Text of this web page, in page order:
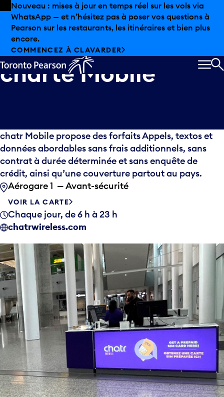
Skip to offers
Passer au contenu principal
Nouveau : mises à jour en temps réel sur les vols via
WhatsApp — et n’hésitez pas à poser vos questions à
Pearson sur les restaurants, les itinéraires et bien plus
encore.
COMMENCEZ À CLAVARDER
charte Mobile
chatr Mobile propose des forfaits Appels, textos et
données abordables sans frais additionnels, sans
contrat à durée déterminée et sans enquête de
crédit, ainsi qu’une couverture partout au pays.
Aérogare 1 — Avant-sécurité
VOIR LA CARTE
Chaque jour, de 6 h à 23 h
chatrwireless.com